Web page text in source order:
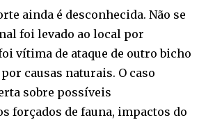
ainda é desconhecida. Não se
foi levado ao local por
vítima de ataque de outro bicho
causas naturais. O caso
sobre possíveis
forçados de fauna, impactos do